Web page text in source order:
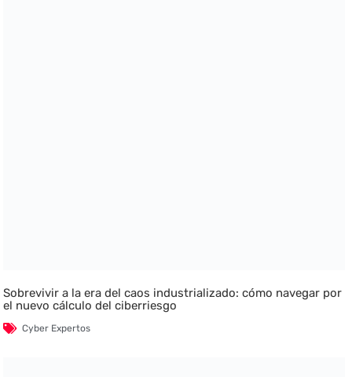
Sobrevivir a la era del caos industrializado: cómo navegar por
el nuevo cálculo del ciberriesgo
Cyber Expertos